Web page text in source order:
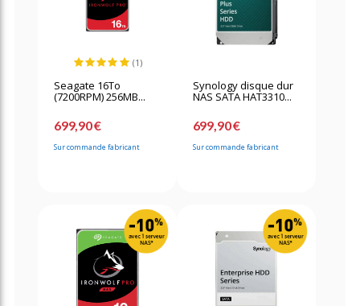
(1)
Seagate 16To
(7200RPM) 256MB...
699,90 €
Sur commande fabricant
Synology disque dur
NAS SATA HAT3310...
699,90 €
Sur commande fabricant